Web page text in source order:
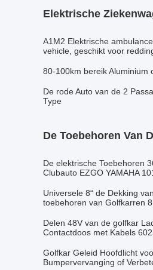
Elektrische
A1M2 Elektrische
vehicle, geschikt voor
80-100km bereik Aluminium
De rode Auto van de 2
Type
De Toebehoren Van
De elektrische Toebehoren
Clubauto EZGO YAMAHA
Universele 8“ de Dekking
toebehoren van Golfkarren
Delen 48V van de golfkar
Contactdoos met Kabels
Golfkar Geleid Hoofdlicht
Bumpervervanging of